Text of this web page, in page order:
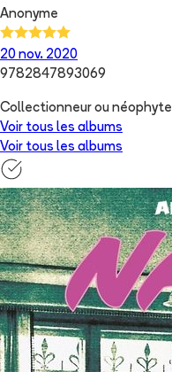
Anonyme
20 nov. 2020
9782847893069
Collectionneur ou néophyte
Voir tous les albums
Voir tous les albums